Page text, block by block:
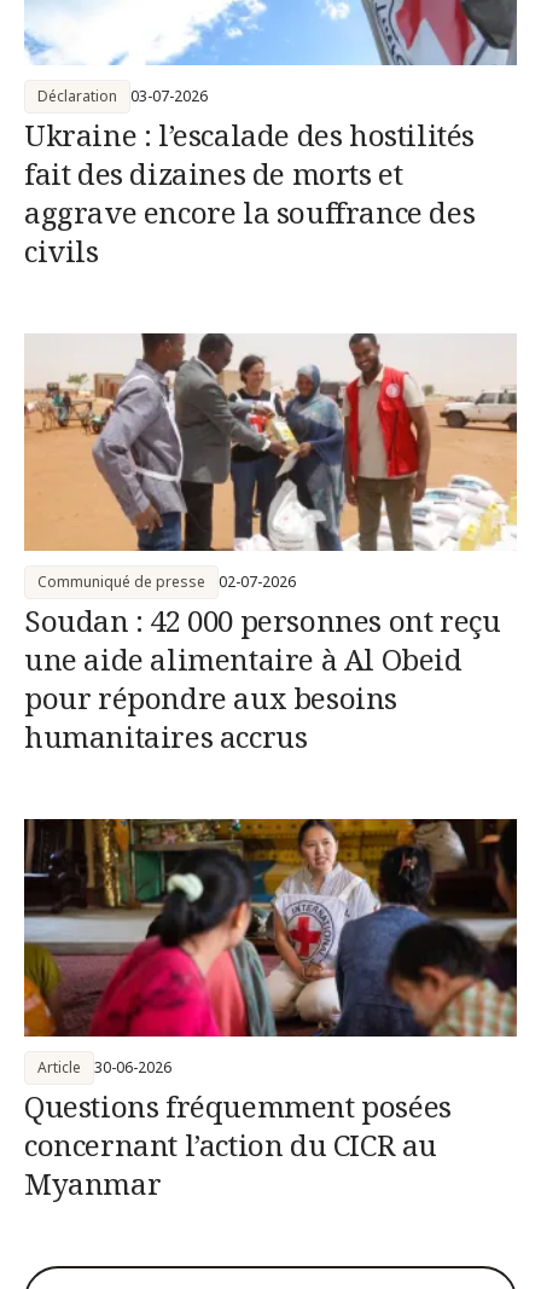
Ukraine : l’escalade des hostilités
fait des dizaines de morts et
aggrave encore la souffrance des
civils
Déclaration 03-07-2026
Soudan : 42 000 personnes ont reçu
une aide alimentaire à Al Obeid
pour répondre aux besoins
humanitaires accrus
Communiqué de presse 02-07-2026
Questions fréquemment posées
concernant l’action du CICR au
Myanmar
Article 30-06-2026